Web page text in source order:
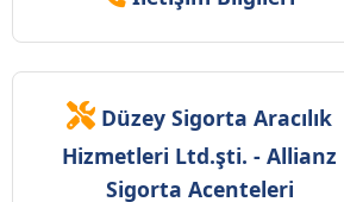
Düzey Sigorta Aracılık
Hizmetleri Ltd.şti. - Allianz
Sigorta Acenteleri